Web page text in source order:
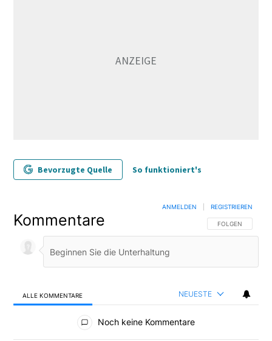
Bevorzugte Quelle So funktioniert's
Kommentare FOLGE DIESER
FOLGEN
ANMELDEN REGISTRIEREN
ALLE KOMMENTARE NEUESTE
Alle Kommentare
Noch keine Kommentare